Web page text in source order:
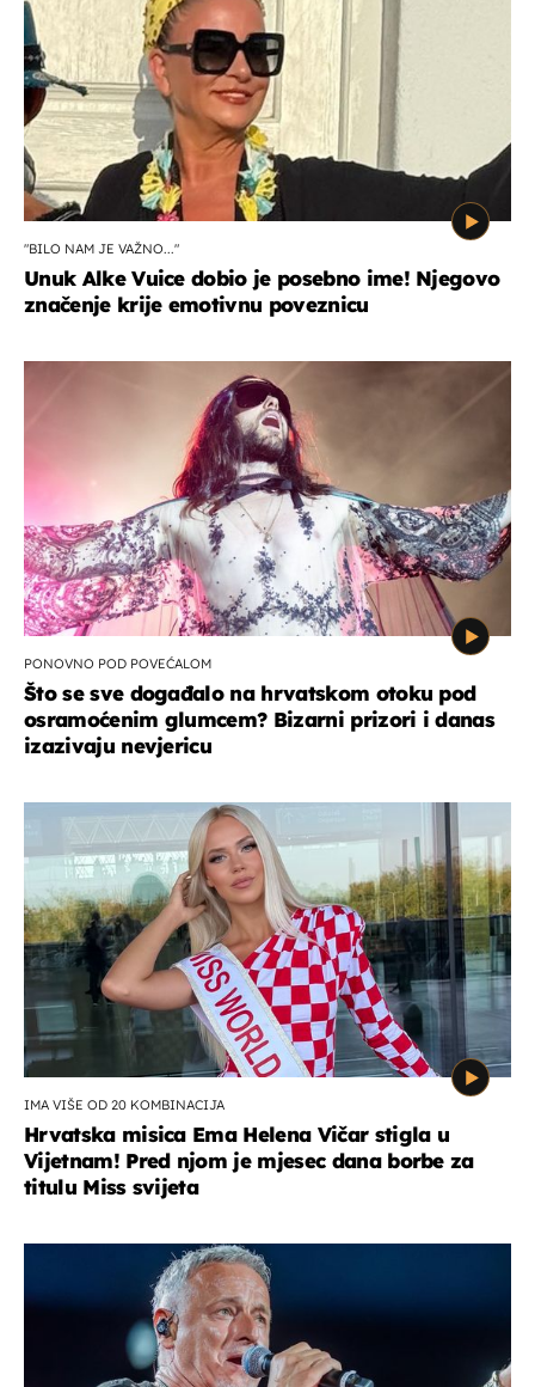
"BILO NAM JE VAŽNO..."
Unuk Alke Vuice dobio je posebno ime! Njegovo
značenje krije emotivnu poveznicu
PONOVNO POD POVEĆALOM
Što se sve događalo na hrvatskom otoku pod
osramoćenim glumcem? Bizarni prizori i danas
izazivaju nevjericu
IMA VIŠE OD 20 KOMBINACIJA
Hrvatska misica Ema Helena Vičar stigla u
Vijetnam! Pred njom je mjesec dana borbe za
titulu Miss svijeta